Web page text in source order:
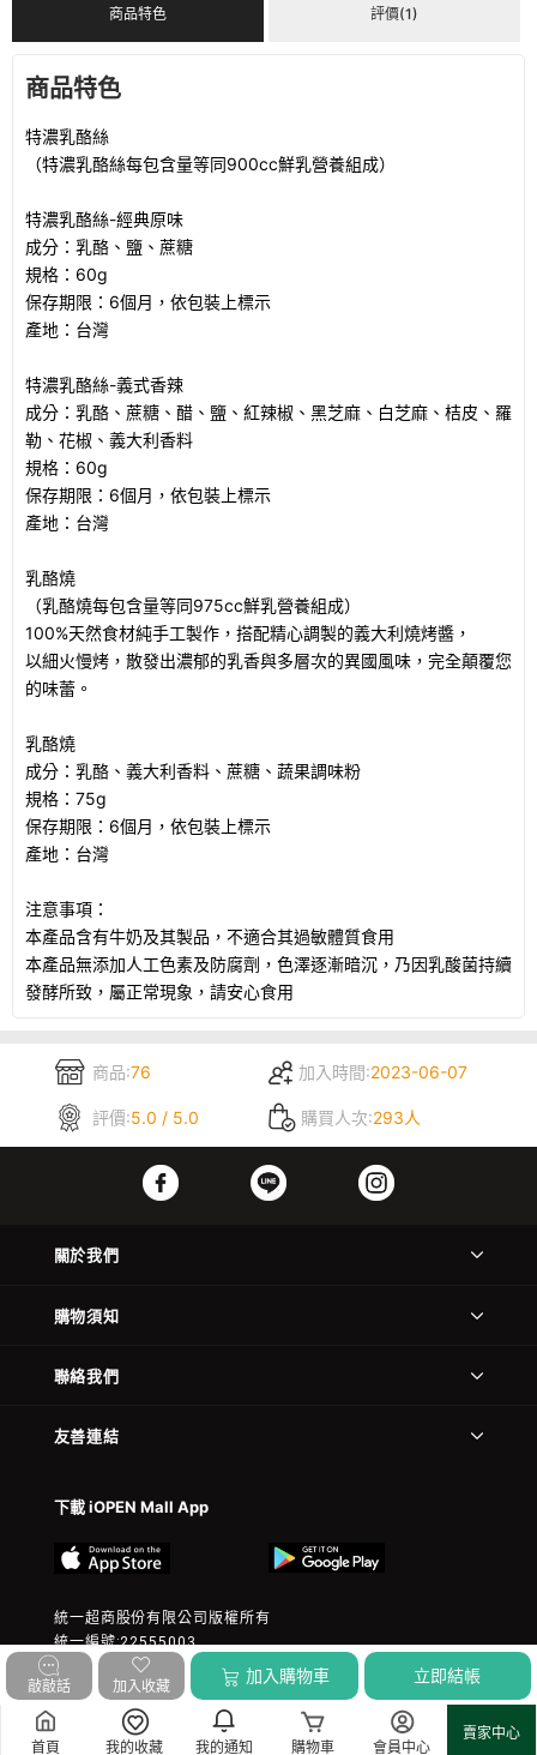
首頁 我的收藏 我的通知 購物車 會員中心
賣家中心
敲敲話 加入收藏
加入購物車 立即結帳
商品特色 評價(1)
商品特色
特濃乳酪絲
（特濃乳酪絲每包含量等同900cc鮮乳營養組成）
特濃乳酪絲-經典原味
成分：乳酪、鹽、蔗糖
規格：60g
保存期限：6個月，依包裝上標示
產地：台灣
特濃乳酪絲-義式香辣
成分：乳酪、蔗糖、醋、鹽、紅辣椒、黑芝麻、白芝麻、桔皮、羅
勒、花椒、義大利香料
規格：60g
保存期限：6個月，依包裝上標示
產地：台灣
乳酪燒
（乳酪燒每包含量等同975cc鮮乳營養組成）
100%天然食材純手工製作，搭配精心調製的義大利燒烤醬，
以細火慢烤，散發出濃郁的乳香與多層次的異國風味，完全顛覆您
的味蕾。
乳酪燒
成分：乳酪、義大利香料、蔗糖、蔬果調味粉
規格：75g
保存期限：6個月，依包裝上標示
產地：台灣
注意事項：
本產品含有牛奶及其製品，不適合其過敏體質食用
本產品無添加人工色素及防腐劑，色澤逐漸暗沉，乃因乳酸菌持續
發酵所致，屬正常現象，請安心食用
商品:76 加入時間:2023-06-07
評價:5.0 / 5.0 購買人次:293人
關於我們
購物須知
聯絡我們
友善連結
下載 iOPEN Mall App
統一超商股份有限公司版權所有
統一編號:22555003
© 2023 President Chain Store Corp. All rights reserved.